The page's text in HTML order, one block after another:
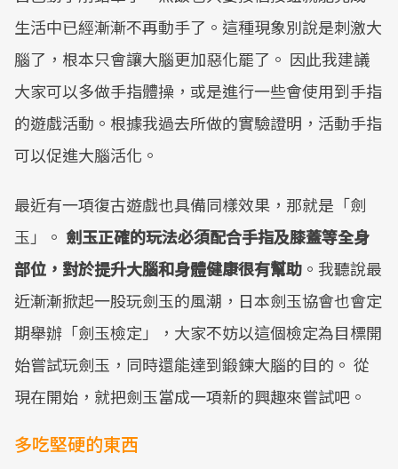
生活中已經漸漸不再動手了。這種現象別說是刺激大
腦了，根本只會讓大腦更加惡化罷了。 因此我建議
大家可以多做手指體操，或是進行一些會使用到手指
的遊戲活動。根據我過去所做的實驗證明，活動手指
可以促進大腦活化。
最近有一項復古遊戲也具備同樣效果，那就是「劍
玉」。 劍玉正確的玩法必須配合手指及膝蓋等全身
部位，對於提升大腦和身體健康很有幫助 。我聽說最
近漸漸掀起一股玩劍玉的風潮，日本劍玉協會也會定
期舉辦「劍玉檢定」，大家不妨以這個檢定為目標開
始嘗試玩劍玉，同時還能達到鍛鍊大腦的目的。 從
現在開始，就把劍玉當成一項新的興趣來嘗試吧。
多吃堅硬的東西